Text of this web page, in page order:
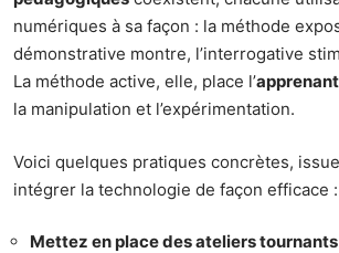
numériques à sa façon : la méthode
démonstrative montre, l’interrogative
La méthode active, elle, place l’apprenant
la manipulation et l’expérimentation.
Voici quelques pratiques concrètes,
intégrer la technologie de façon efficace :
Mettez en place des ateliers tournants